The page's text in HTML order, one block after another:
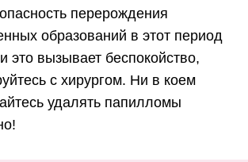
перерождения
образований в этот период
это вызывает беспокойство,
с хирургом. Ни в коем
удалять папилломы